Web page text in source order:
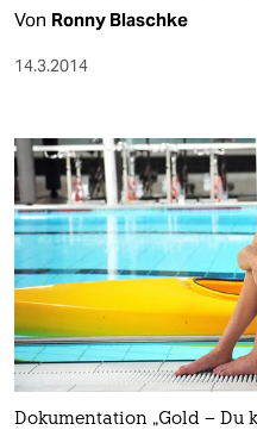
Von Ronny Blaschke
14.3.2014
Dokumentation „Gold – Du